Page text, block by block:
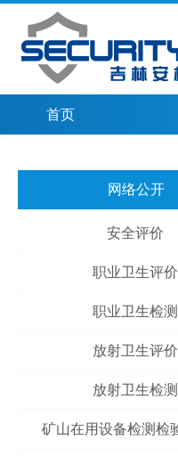
首页
网络公开
安全评价
职业卫生评价
职业卫生检测
放射卫生评价
放射卫生检测